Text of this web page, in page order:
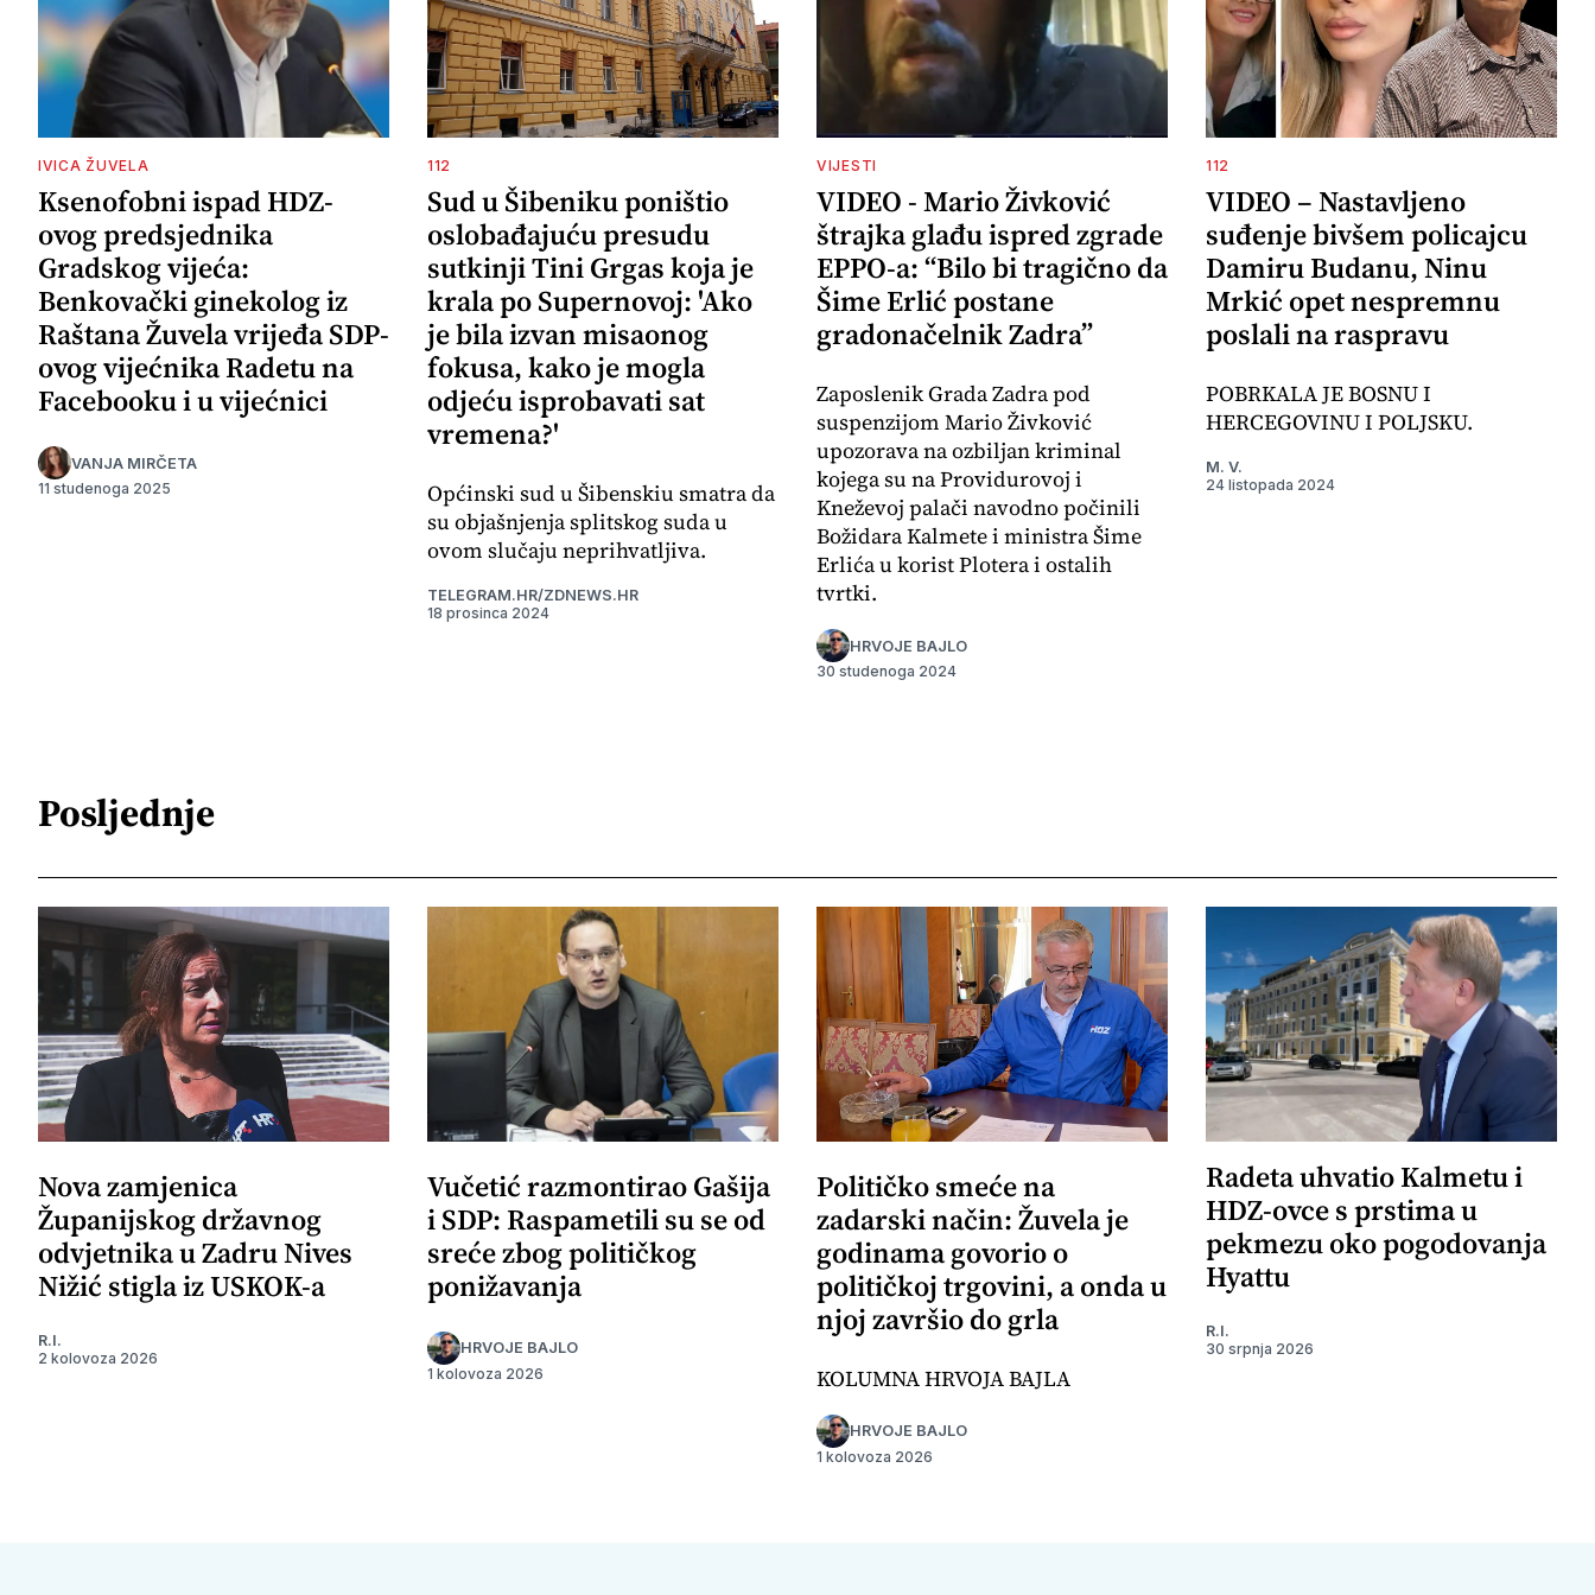
IVICA ŽUVELA
Ksenofobni ispad HDZ-
ovog predsjednika
Gradskog vijeća:
Benkovački ginekolog iz
Raštana Žuvela vrijeđa SDP-
ovog vijećnika Radetu na
Facebooku i u vijećnici
VANJA MIRČETA
11 studenoga 2025
112
Sud u Šibeniku poništio
oslobađajuću presudu
sutkinji Tini Grgas koja je
krala po Supernovoj: 'Ako
je bila izvan misaonog
fokusa, kako je mogla
odjeću isprobavati sat
vremena?'
Općinski sud u Šibenskiu smatra da
su objašnjenja splitskog suda u
ovom slučaju neprihvatljiva.
TELEGRAM.HR/ZDNEWS.HR
18 prosinca 2024
VIJESTI
VIDEO - Mario Živković
štrajka glađu ispred zgrade
EPPO-a: “Bilo bi tragično da
Šime Erlić postane
gradonačelnik Zadra”
Zaposlenik Grada Zadra pod
suspenzijom Mario Živković
upozorava na ozbiljan kriminal
kojega su na Providurovoj i
Kneževoj palači navodno počinili
Božidara Kalmete i ministra Šime
Erlića u korist Plotera i ostalih
tvrtki.
HRVOJE BAJLO
30 studenoga 2024
112
VIDEO – Nastavljeno
suđenje bivšem policajcu
Damiru Budanu, Ninu
Mrkić opet nespremnu
poslali na raspravu
POBRKALA JE BOSNU I
HERCEGOVINU I POLJSKU.
M. V.
24 listopada 2024
Posljednje
Nova zamjenica
Županijskog državnog
odvjetnika u Zadru Nives
Nižić stigla iz USKOK-a
R.I.
2 kolovoza 2026
Vučetić razmontirao Gašija
i SDP: Raspametili su se od
sreće zbog političkog
ponižavanja
HRVOJE BAJLO
1 kolovoza 2026
Političko smeće na
zadarski način: Žuvela je
godinama govorio o
političkoj trgovini, a onda u
njoj završio do grla
KOLUMNA HRVOJA BAJLA
HRVOJE BAJLO
1 kolovoza 2026
Radeta uhvatio Kalmetu i
HDZ-ovce s prstima u
pekmezu oko pogodovanja
Hyattu
R.I.
30 srpnja 2026